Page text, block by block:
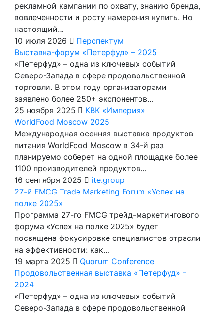
рекламной кампании по охвату, знанию бренда,
вовлеченности и росту намерения купить. Но
настоящий…
10 июля 2026
Перспектум
Выставка-форум «Петерфуд» – 2025
«Петерфуд» – одна из ключевых событий
Северо-Запада в сфере продовольственной
торговли. В этом году организаторами
заявлено более 250+ экспонентов…
25 ноября 2025
КВК «Империя»
WorldFood Moscow 2025
Международная осенняя выставка продуктов
питания WorldFood Moscow в 34-й раз
планируемо соберет на одной площадке более
1100 производителей продуктов…
16 сентября 2025
ite.group
27-й FMCG Trade Marketing Forum «Успех на
полке 2025»
Программа 27-го FMCG трейд-маркетингового
форума «Успех на полке 2025» будет
посвящена фокусировке специалистов отрасли
на эффективности: как…
19 марта 2025
Quorum Conference
Продовольственная выставка «Петерфуд» –
2024
«Петерфуд» – одна из ключевых событий
Северо-Запада в сфере продовольственной